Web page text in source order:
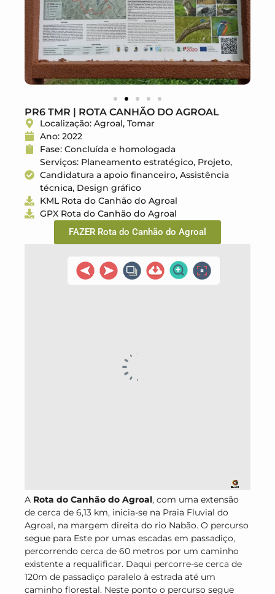
PR6 TMR | ROTA CANHÃO DO AGROAL
Localização: Agroal, Tomar
Ano: 2022
Fase: Concluída e homologada
Serviços: Planeamento estratégico, Projeto,
Candidatura a apoio financeiro, Assistência
técnica, Design gráfico
KML Rota do Canhão do Agroal
GPX Rota do Canhão do Agroal
FAZER Rota do Canhão do Agroal
A Rota do Canhão do Agroal, com uma extensão
de cerca de 6,13 km, inicia-se na Praia Fluvial do
Agroal, na margem direita do rio Nabão. O percurso
segue para Este por umas escadas em passadiço,
percorrendo cerca de 60 metros por um caminho
existente a requalificar. Daqui percorre-se cerca de
120m de passadiço paralelo à estrada até um
caminho florestal. Neste ponto o percurso segue